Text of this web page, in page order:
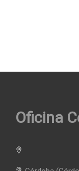
Oficina